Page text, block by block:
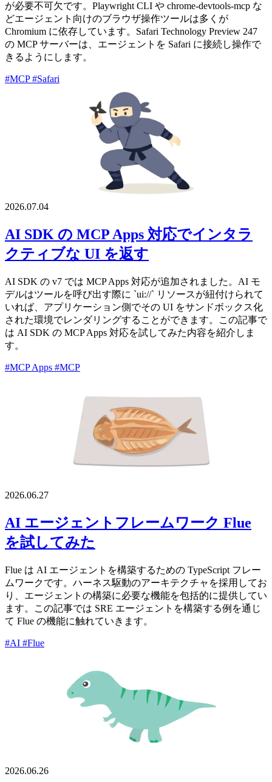
が必要不可欠です。Playwright CLI や chrome-devtools-mcp な
どエージェント向けのブラウザ操作ツールは多くが
Chromium に依存しています。Safari Technology Preview 247
の MCP サーバーは、エージェントを Safari に接続し操作で
きるようにします。
#MCP#Safari
2026.07.04
AI SDK の MCP Apps 対応でインタラ
クティブな UI を返す
AI SDK の v7 では MCP Apps 対応が追加されました。AI モ
デルはツールを呼び出す際に `ui://` リソースが紐付けられて
いれば、アプリケーション側でその UI をサンドボックス化
された環境でレンダリングすることができます。この記事で
は AI SDK の MCP Apps 対応を試してみた内容を紹介しま
す。
#MCP Apps #MCP
2026.06.27
AI エージェントフレームワーク Flue
を試してみた
Flue は AI エージェントを構築するための TypeScript フレー
ムワークです。ハーネス駆動のアーキテクチャを採用してお
り、エージェントの構築に必要な機能を包括的に提供してい
ます。この記事では SRE エージェントを構築する例を通じ
て Flue の機能に触れていきます。
#AI #Flue
2026.06.26